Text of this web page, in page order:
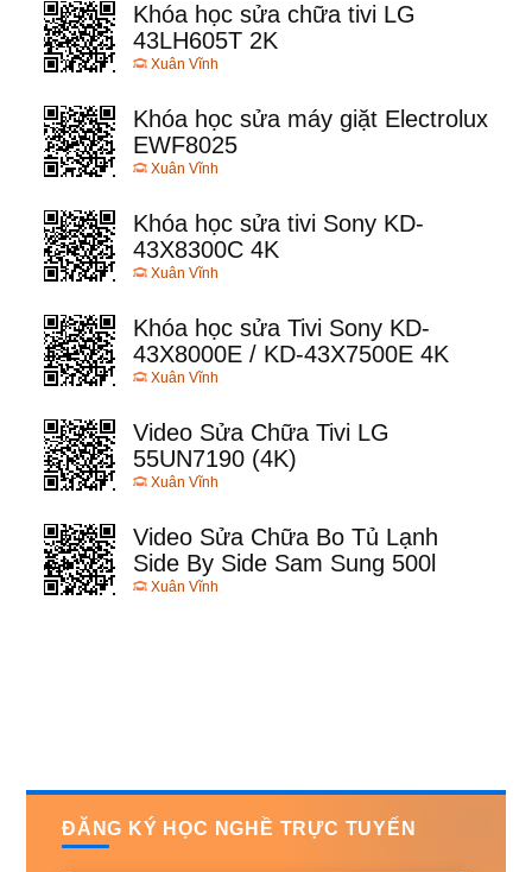
Khóa học sửa chữa tivi LG
43LH605T 2K
Xuân Vĩnh
Khóa học sửa máy giặt Electrolux
EWF8025
Xuân Vĩnh
Khóa học sửa tivi Sony KD-
43X8300C 4K
Xuân Vĩnh
Khóa học sửa Tivi Sony KD-
43X8000E / KD-43X7500E 4K
Xuân Vĩnh
Video Sửa Chữa Tivi LG
55UN7190 (4K)
Xuân Vĩnh
Video Sửa Chữa Bo Tủ Lạnh
Side By Side Sam Sung 500l
Xuân Vĩnh
ĐĂNG KÝ HỌC NGHỀ TRỰC TUYẾN